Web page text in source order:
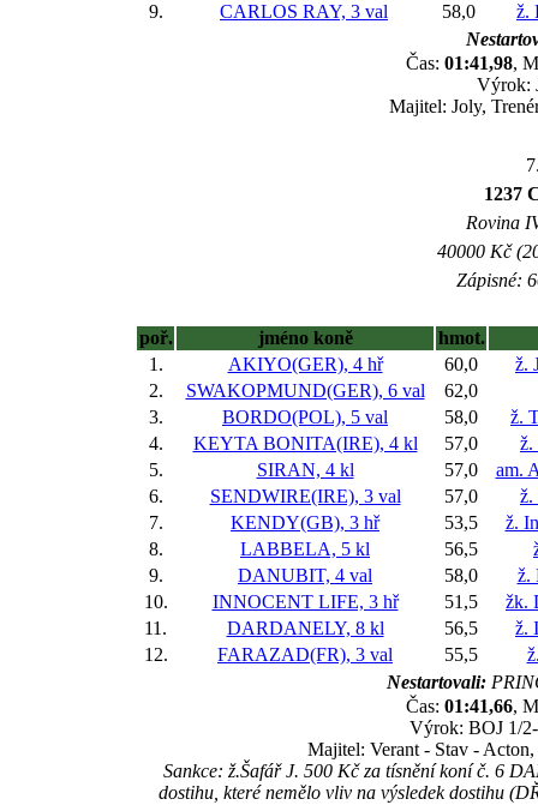
9.
CARLOS RAY, 3 val 58,0
ž.
Čas: 01:41,98,
Výrok:
Majitel: Joly,
1237
Rovina
40000 Kč
Zápisné:
poř. jméno koně
hmot.
1.
AKIYO(GER), 4 hř 60,0
ž.
2.
SWAKOPMUND(GER), 6 val
62,0
3.
BORDO(POL), 5 val 58,0
ž.
4.
KEYTA BONITA(IRE), 4 kl 57,0
ž.
5.
SIRAN, 4 kl 57,0
am.
6.
SENDWIRE(IRE), 3 val 57,0
ž.
7.
KENDY(GB), 3 hř 53,5
ž.
8.
LABBELA, 5 kl 56,5
9.
DANUBIT, 4 val 58,0
ž.
10.
INNOCENT LIFE, 3 hř 51,5
žk.
11.
DARDANELY, 8 kl 56,5
ž.
12.
FARAZAD(FR), 3 val 55,5
Nestartovali:
Čas: 01:41,66,
Výrok: BOJ 1/
Majitel: Verant - Stav -
Sankce: ž.Šafář J. 500 Kč za tísnění koní č. 6
dostihu, které nemělo vliv na výsledek dostihu